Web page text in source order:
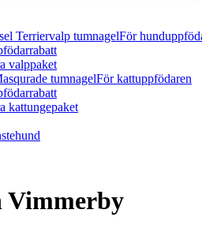
För
valppaket
För kattuppfödaren
kattungepaket
Vimmerby